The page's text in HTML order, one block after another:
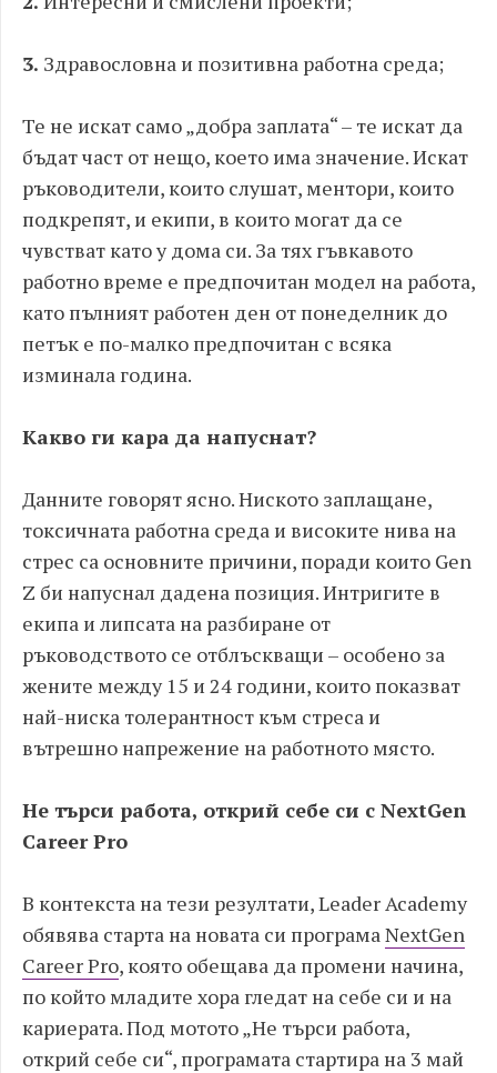
3. Здравословна и позитивна работна среда;
Те не искат само „добра заплата“ – те искат да
бъдат част от нещо, което има значение. Искат
ръководители, които слушат, ментори, които
подкрепят, и екипи, в които могат да се
чувстват като у дома си. За тях гъвкавото
работно време е предпочитан модел на работа,
като пълният работен ден от понеделник до
петък е по-малко предпочитан с всяка
изминала година.
Какво ги кара да напуснат?
Данните говорят ясно. Ниското заплащане,
токсичната работна среда и високите нива на
стрес са основните причини, поради които Gen
Z би напуснал дадена позиция. Интригите в
екипа и липсата на разбиране от
ръководството се отблъскващи – особено за
жените между 15 и 24 години, които показват
най-ниска толерантност към стреса и
вътрешно напрежение на работното място.
Не търси работа, открий себе си с NextGen
Career Pro
В контекста на тези резултати, Leader Academy
обявява старта на новата си програмаNextGen
Career Pro, която обещава да промени начина,
по който младите хора гледат на себе си и на
кариерата. Под мотото „Не търси работа,
открий себе си“, програмата стартира на 3 май